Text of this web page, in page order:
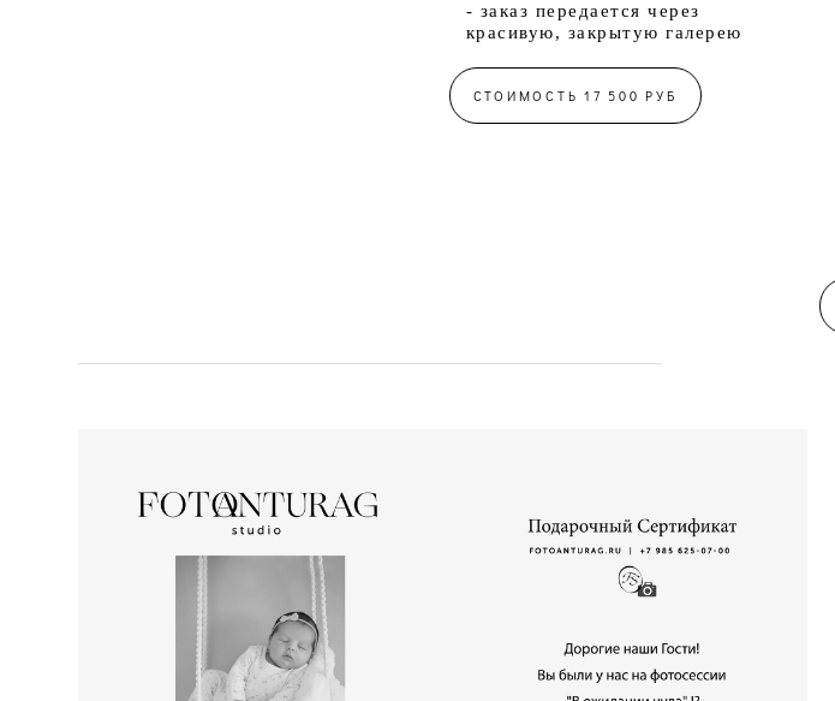
- заказ передается через
красивую, закрытую галерею
СТОИМОСТЬ 17 500 РУБ